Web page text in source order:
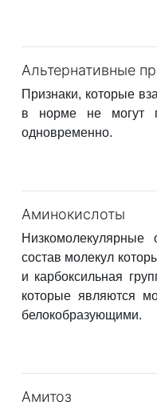
Альтернативные
Признаки, которые
в норме не могут
одновременно.
Аминокислоты
Низкомолекулярные
состав молекул
и карбоксильная
которые являются
белокобразующими.
Амитоз